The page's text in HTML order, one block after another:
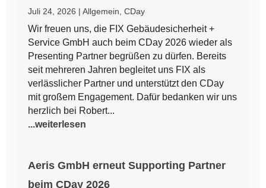
Juli 24, 2026 |Allgemein ,CDay
Wir freuen uns, die FIX Gebäudesicherheit +
Service GmbH auch beim CDay 2026 wieder als
Presenting Partner begrüßen zu dürfen. Bereits
seit mehreren Jahren begleitet uns FIX als
verlässlicher Partner und unterstützt den CDay
mit großem Engagement. Dafür bedanken wir uns
herzlich bei Robert...
...weiterlesen
Aeris GmbH erneut Supporting Partner
beim CDay 2026